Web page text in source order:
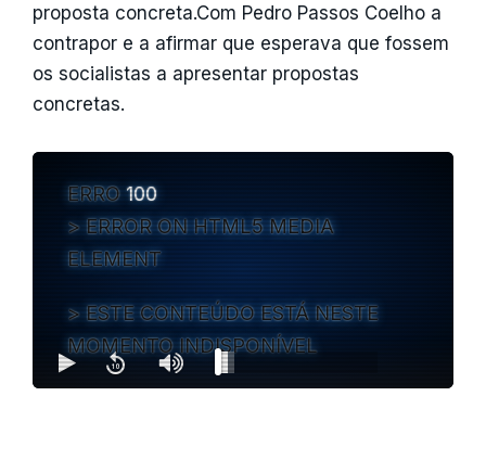
proposta concreta.Com Pedro Passos Coelho a
contrapor e a afirmar que esperava que fossem
os socialistas a apresentar propostas
concretas.
ERRO 100
ERROR ON HTML5 MEDIA
ELEMENT
ESTE CONTEÚDO ESTÁ NESTE
MOMENTO INDISPONÍVEL